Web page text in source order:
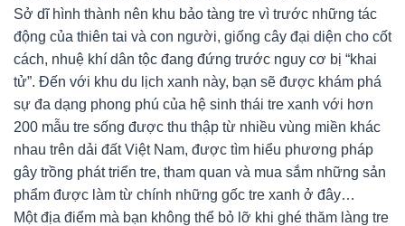
Oanh Nguyễn Phương
22/03/22
Hà Nội, Việt Nam
0 đóng góp
làng tre phú an
Sở dĩ hình thành nên khu bảo tàng tre vì trước những tác
động của thiên tai và con người, giống cây đại diện cho cốt
cách, nhuệ khí dân tộc đang đứng trước nguy cơ bị “khai
tử”. Đến với khu du lịch xanh này, bạn sẽ được khám phá
sự đa dạng phong phú của hệ sinh thái tre xanh với hơn
200 mẫu tre sống được thu thập từ nhiều vùng miền khác
nhau trên dải đất Việt Nam, được tìm hiểu phương pháp
gây trồng phát triển tre, tham quan và mua sắm những sản
phẩm được làm từ chính những gốc tre xanh ở đây…
Một địa điểm mà bạn không thể bỏ lỡ khi ghé thăm làng tre